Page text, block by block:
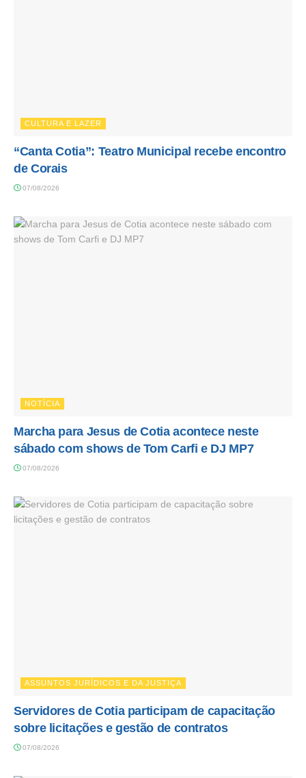
CULTURA E LAZER
“Canta Cotia”: Teatro Municipal recebe encontro
de Corais
07/08/2026
NOTÍCIA
Marcha para Jesus de Cotia acontece neste
sábado com shows de Tom Carfi e DJ MP7
07/08/2026
ASSUNTOS JURÍDICOS E DA JUSTIÇA
Servidores de Cotia participam de capacitação
sobre licitações e gestão de contratos
07/08/2026